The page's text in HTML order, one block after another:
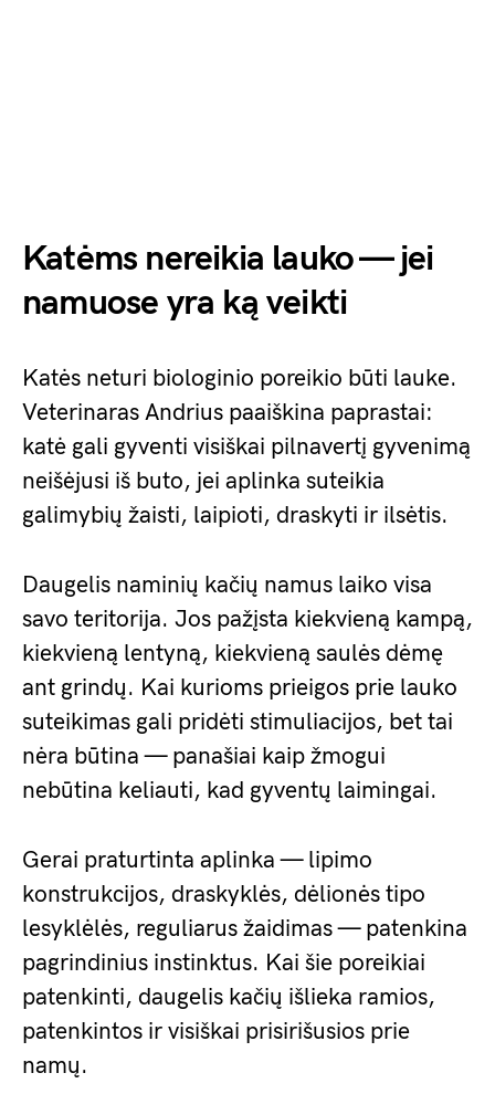
Katėms nereikia lauko — jei
namuose yra ką veikti
Katės neturi biologinio poreikio būti lauke.
Veterinaras Andrius paaiškina paprastai:
katė gali gyventi visiškai pilnavertį gyvenimą
neišėjusi iš buto, jei aplinka suteikia
galimybių žaisti, laipioti, draskyti ir ilsėtis.
Daugelis naminių kačių namus laiko visa
savo teritorija. Jos pažįsta kiekvieną kampą,
kiekvieną lentyną, kiekvieną saulės dėmę
ant grindų. Kai kurioms prieigos prie lauko
suteikimas gali pridėti stimuliacijos, bet tai
nėra būtina — panašiai kaip žmogui
nebūtina keliauti, kad gyventų laimingai.
Gerai praturtinta aplinka — lipimo
konstrukcijos, draskyklės, dėlionės tipo
lesyklėlės, reguliarus žaidimas — patenkina
pagrindinius instinktus. Kai šie poreikiai
patenkinti, daugelis kačių išlieka ramios,
patenkintos ir visiškai prisirišusios prie
namų.